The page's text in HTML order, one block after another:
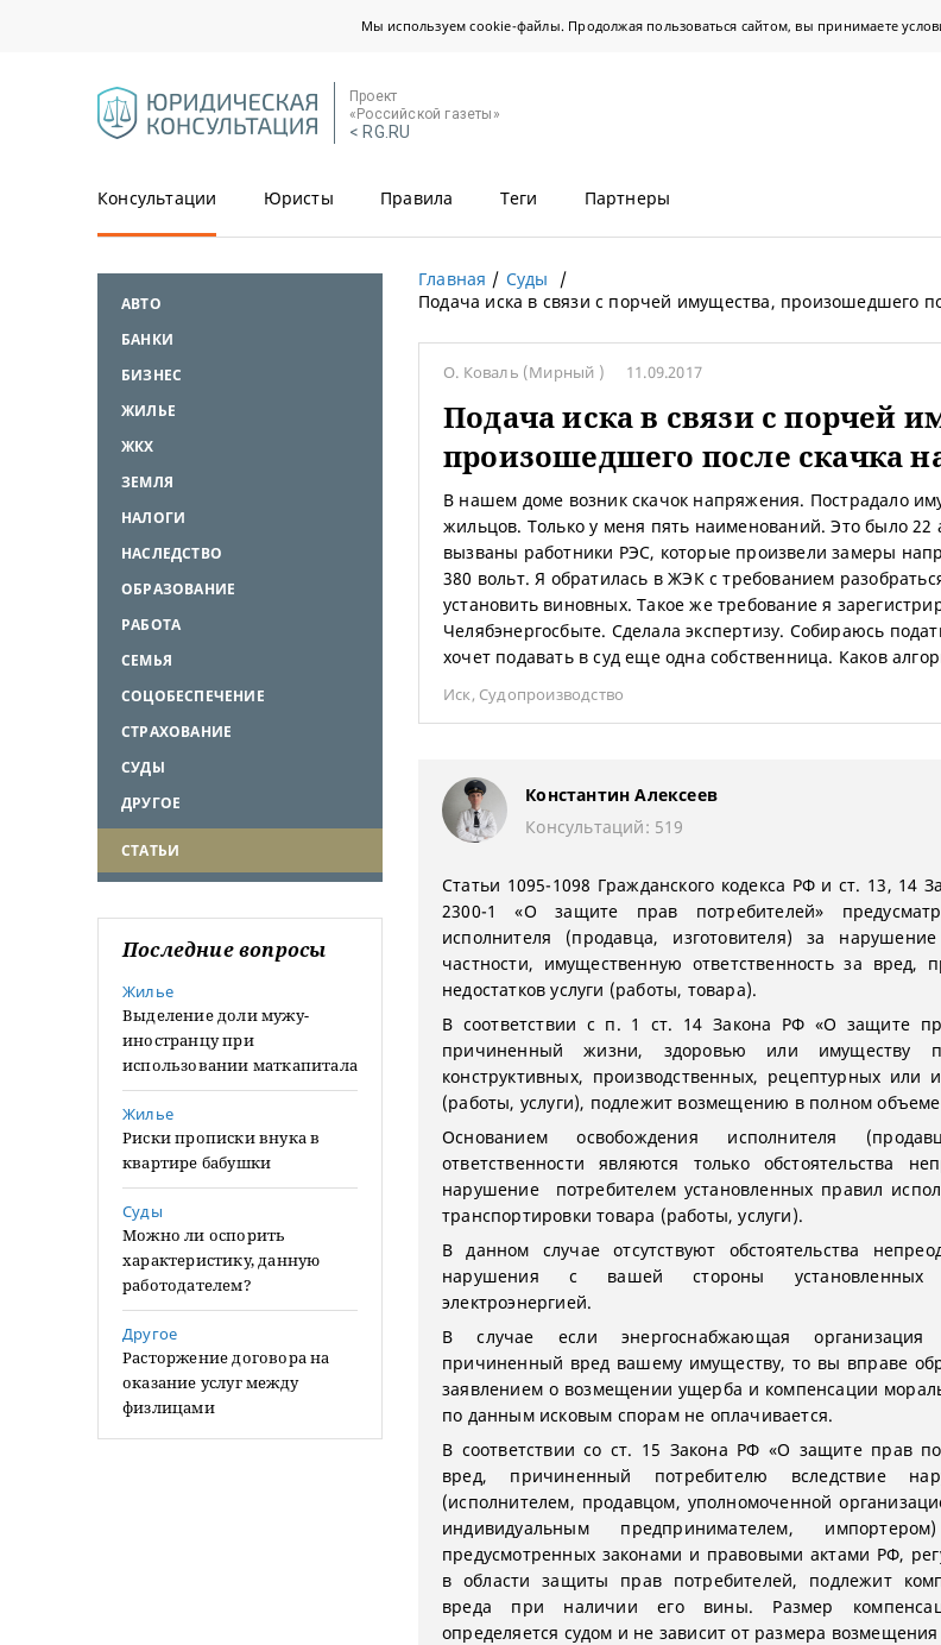
Мы используем cookie-файлы. Продолжая пользоваться сайтом, вы принимаете
Проект
«Российской газеты»
< RG.RU
Консультации Юристы Правила Теги Партнеры
АВТО
БАНКИ
БИЗНЕС
ЖИЛЬЕ
ЖКХ
ЗЕМЛЯ
НАЛОГИ
НАСЛЕДСТВО
ОБРАЗОВАНИЕ
РАБОТА
СЕМЬЯ
СОЦОБЕСПЕЧЕНИЕ
СТРАХОВАНИЕ
СУДЫ
ДРУГОЕ
СТАТЬИ
Последние вопросы
Жилье
Выделение доли мужу-
иностранцу при
использовании маткапитала
Жилье
Риски прописки внука в
квартире бабушки
Суды
Можно ли оспорить
характеристику, данную
работодателем?
Другое
Расторжение договора на
оказание услуг между
физлицами
Главная
Суды
Подача иска в связи с порчей имущества, произошедшего
О. Коваль (Мирный ) 11.09.2017
Подача иска в связи с порчей
произошедшего после скачка
В нашем доме возник скачок напряжения. Пострадало
жильцов. Только у меня пять наименований. Это было 22
вызваны работники РЭС, которые произвели замеры
380 вольт. Я обратилась в ЖЭК с требованием
установить виновных. Такое же требование я
Челябэнергосбыте. Сделала экспертизу. Собираюсь
хочет подавать в суд еще одна собственница. Каков
Иск, Судопроизводство
Константин Алексеев
Консультаций: 519
Статьи 1095-1098 Гражданского кодекса РФ и ст. 13, 14
2300-1 «О защите прав потребителей»
исполнителя (продавца, изготовителя) за
частности, имущественную ответственность за вред,
недостатков услуги (работы, товара).
В соответствии с п. 1 ст. 14 Закона РФ «О защите
причиненный жизни, здоровью или имуществу
конструктивных, производственных, рецептурных или
(работы, услуги), подлежит возмещению в полном
Основанием освобождения исполнителя
ответственности являются только обстоятельства
нарушение потребителем установленных правил
транспортировки товара (работы, услуги).
В данном случае отсутствуют обстоятельства
нарушения с вашей стороны установленных
электроэнергией.
В случае если энергоснабжающая организация
причиненный вред вашему имуществу, то вы вправе
заявлением о возмещении ущерба и компенсации
по данным исковым спорам не оплачивается.
В соответствии со ст. 15 Закона РФ «О защите прав
вред, причиненный потребителю вследствие
(исполнителем, продавцом, уполномоченной
индивидуальным предпринимателем,
предусмотренных законами и правовыми актами РФ,
в области защиты прав потребителей, подлежит
вреда при наличии его вины. Размер
определяется судом и не зависит от размера